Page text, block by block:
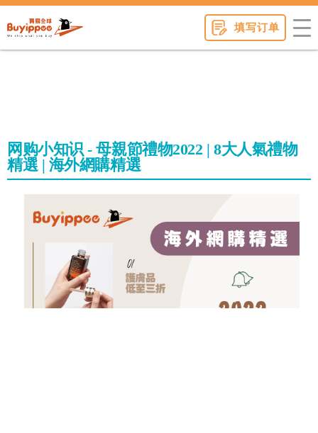
填写订单
网购小知识 - 母親節禮物2022 | 8大人氣禮物
精選 | 海外網購精選